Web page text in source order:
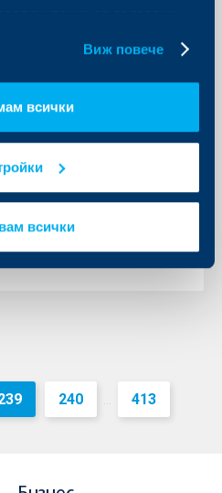
Виж повече
всички
всички
депозит –
240 ... 413